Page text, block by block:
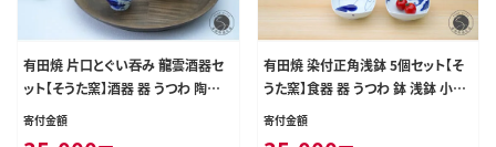
有田焼 片口とぐい吞み 龍雲酒器セ
ット【そうた窯】酒器 器 うつわ 陶磁
器 酒器セット 片口 ぐい呑み おちょこ
寄付金額
有田焼 染付正角浅鉢 5個セット【そ
うた窯】食器 器 うつわ 鉢 浅鉢 小鉢
取鉢 染付 5個 セット ブルー 電子レ
寄付金額